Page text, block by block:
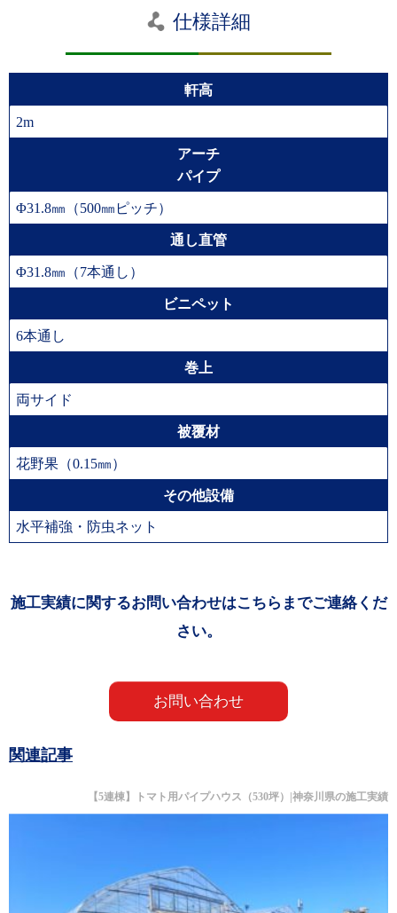
仕様詳細
軒高
2m
アーチ
パイプ
Φ31.8㎜（500㎜ピッチ）
通し直管
Φ31.8㎜（7本通し）
ビニペット
6本通し
巻上
両サイド
被覆材
花野果（0.15㎜）
その他設備
水平補強・防虫ネット
施工実績に関するお問い合わせはこちらまでご連絡くだ
さい。
お問い合わせ
関連記事
【5連棟】トマト用パイプハウス（530坪）|神奈川県の施工実績